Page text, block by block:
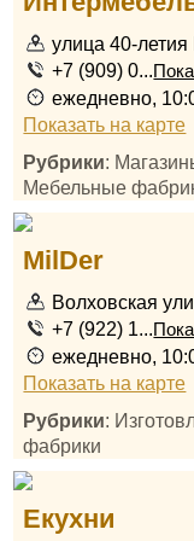
улица 40-
+7 (909) 0...
ежедневно,
Показать на карте
Рубрики:
Мебельные
MilDer
Волховская
+7 (922) 1...
ежедневно,
Показать на карте
Рубрики:
фабрики
Екухни